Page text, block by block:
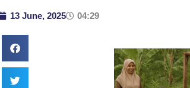
13 June, 2025 04:29